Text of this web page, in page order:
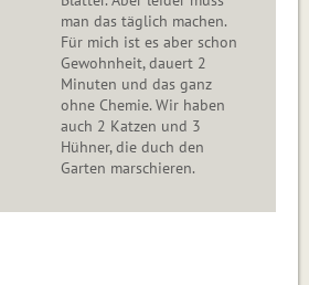
man das täglich machen.
Für mich ist es aber schon
Gewohnheit, dauert 2
Minuten und das ganz
ohne Chemie. Wir haben
auch 2 Katzen und 3
Hühner, die duch den
Garten marschieren.